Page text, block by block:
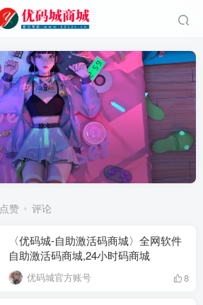
点赞 评论
〈优码城-自助激活码商城〉全网软件
自助激活码商城,24小时码商城
优码城官方账号 8